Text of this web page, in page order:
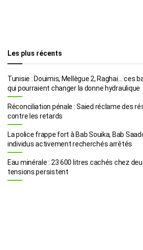
Les plus récents
Tunisie : Douimis, Mellègue 2, Raghai… ces
qui pourraient changer la donne hydraulique
Réconciliation pénale : Saied réclame des
contre les retards
La police frappe fort à Bab Souika, Bab
individus activement recherchés arrêtés
Eau minérale : 23 600 litres cachés chez
tensions persistent